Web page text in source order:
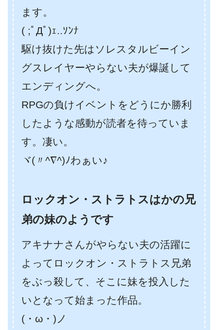
ます。
( ;ﾟДﾟ)ｪ..ｿﾝﾅ
駆け抜けた先はソレスタルビーイン
グスレイヤーやらない夫が爆誕して
エンディングへ。
RPGの負けイベントをどうにか勝利
したような感動が読者を待っていま
す。凄い。
ヾ(〃^∇^)ﾉわぁい♪
ロックオン・ストラトスはかの兄
弟の妹のようです
アキナナさんがやらない夫の活躍に
よってロックオン・ストラトス兄弟
をぶっ殺して、そこに妹を投入した
いとなって始まった作品。
(・ω・)ノ